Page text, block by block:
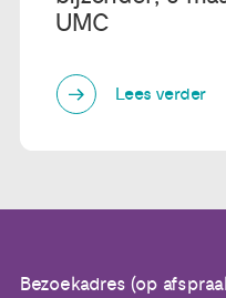
UMC
Lees verder
Bezoekadres (op